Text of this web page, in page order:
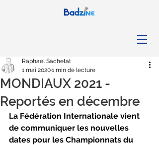
MONDIAUX 2021 -
Reportés en décembre
Raphaël Sachetat
1 mai 20201 min de lecture
La Fédération Internationale vient
de communiquer les nouvelles
dates pour les Championnats du